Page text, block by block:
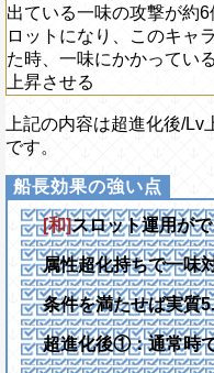
出ている一味の攻撃が約
ロットになり、このキャ
た時、一味にかかってい
上昇させる
上記の内容は超進化後/
です。
[和]スロット運用が
属性超化持ちで一味
条件を満たせば実質
超進化後①：通常時